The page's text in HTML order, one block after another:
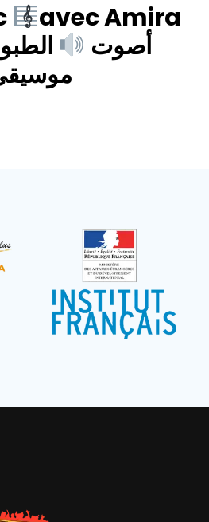
avec Amira
أصوت